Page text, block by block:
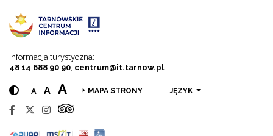
Informacja turystyczna:
48 14 688 90 90 centrum@it.tarnow.pl
A A A MAPA STRONY JĘZYK